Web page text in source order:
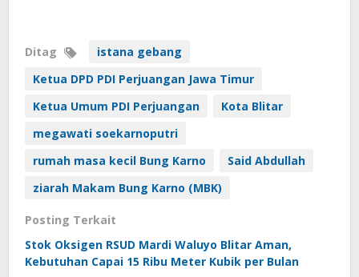
Ditag
istana gebang
Ketua DPD PDI Perjuangan Jawa Timur
Ketua Umum PDI Perjuangan
Kota Blitar
megawati soekarnoputri
rumah masa kecil Bung Karno
Said Abdullah
ziarah Makam Bung Karno (MBK)
Posting Terkait
Stok Oksigen RSUD Mardi Waluyo Blitar Aman,
Kebutuhan Capai 15 Ribu Meter Kubik per Bulan